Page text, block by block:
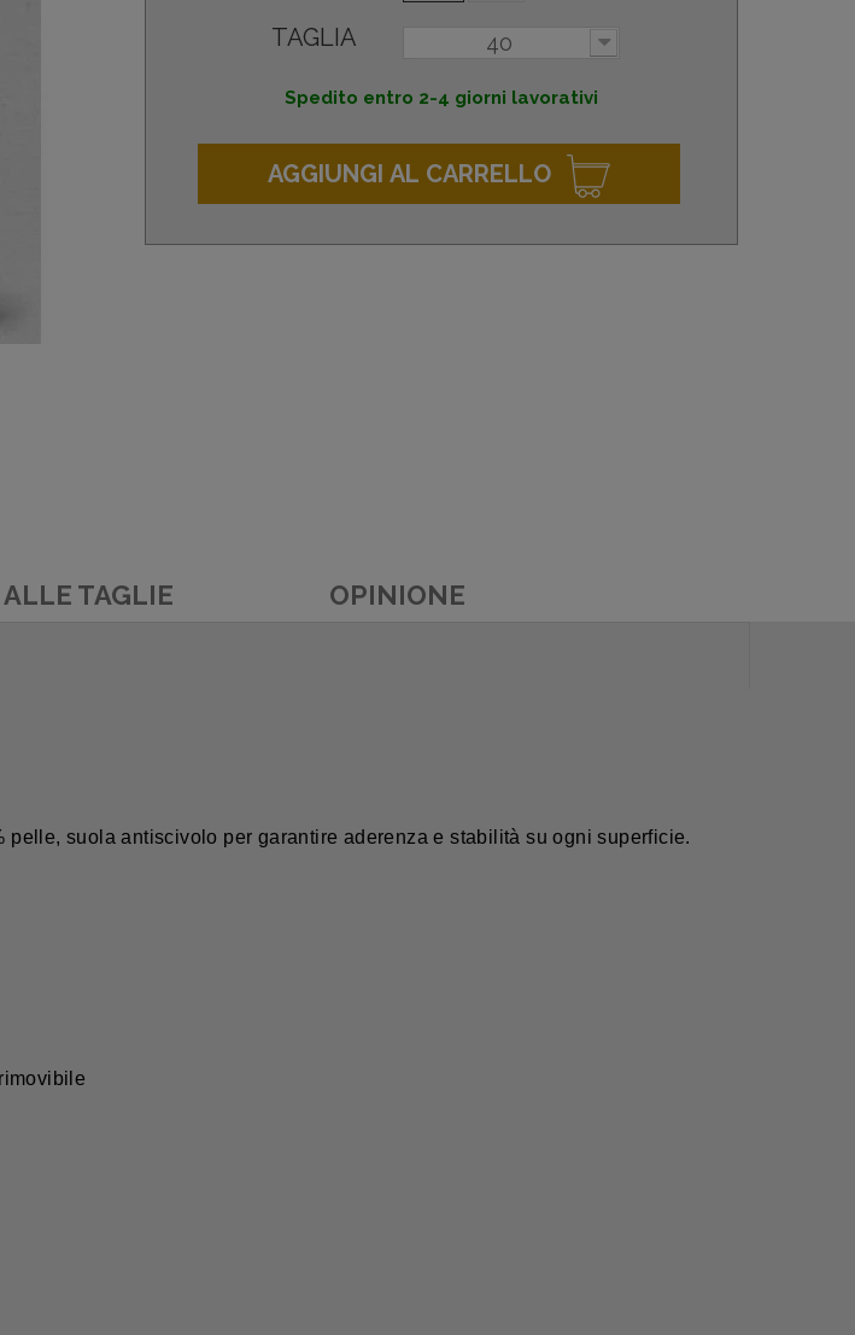
TAGLIA 40
Spedito entro 2-4 giorni lavorativi
AGGIUNGI AL CARRELLO
ALLE TAGLIE OPINIONE
suola antiscivolo per garantire aderenza e stabilità su ogni superficie.
rimovibile